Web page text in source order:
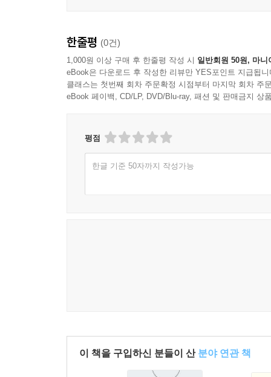
제3절 담보물권 428
제한물권/[235] 유치권과 동시이행항변권의
무자력/[239] 저당권의 설정/[240] 저당권의 효력/
제4절 권리이전형 담보 456
가등기담보권의 내용/[251] 법률의 태도에 대한
제1절 민법이란 무엇인가? 479
수 없는 것으로 느껴지는 사람은 애초에 법 공부를
모든 전문분야가 그러하듯이, 법에서도 고유한
공통의 교신부호와 같은 것으로서, 수학이나 컴
이것은 모름지기 애써 의미를 이해하고 익혀서 몸
4. 이상을 읽어 보아도 알겠지만, 현재의 단계에
법률이 한자를 쓰고 있기 때문에, 이는 부득이한 일
한줄평 (0건)
1,000원 이상 구매 후 한줄평 작성 시 일반회원 50원, 마니
eBook은 다운로드 후 작성한 리뷰만 YES포인트 지급됩니
클래스는 첫번째 회차 주문확정 시점부터 마지막 회차 주
eBook 페이백, CD/LP, DVD/Blu-ray, 패션 및 판매금지 상
평점
한글 기준 50자까지 작성가능
이 책을 구입하신 분들이 산 분야 연관 책